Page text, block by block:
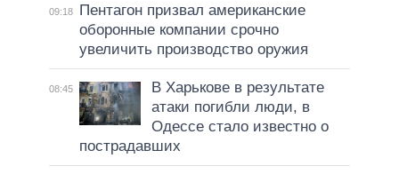
09:18
Пентагон призвал американские
оборонные компании срочно
увеличить производство оружия
08:45
В Харькове в результате
атаки погибли люди, в
Одессе стало известно о
пострадавших